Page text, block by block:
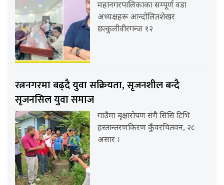
महानगरपालिकाका सम्पूर्ण वडा
अध्यक्षहरू आन्दोलितशेखर
छत्कुलीवीरगन्ज १२
रत्ननगरमा बढ्दै युवा सक्रियता, सृजनशील बन्दै
सृजनसिल युवा समाज
गाउँमा बृक्षारोपण संगै सिसि टिभि
हस्तान्तरणकिरण कुँवरचितवन, २८
असार ।